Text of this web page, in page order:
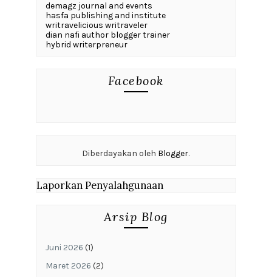
demagz journal and events
hasfa publishing and institute
writravelicious writraveler
dian nafi author blogger trainer
hybrid writerpreneur
Facebook
Diberdayakan oleh Blogger.
Laporkan Penyalahgunaan
Arsip Blog
Juni 2026 (1)
Maret 2026 (2)